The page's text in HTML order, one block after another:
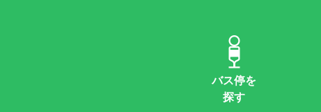
バス停を
探す